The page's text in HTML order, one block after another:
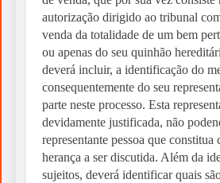
autorização dirigido ao tribunal
venda da totalidade de um bem
ou apenas do seu quinhão
deverá incluir, a identificação do
consequentemente do seu
parte neste processo. Esta
devidamente justificada, não
representante pessoa que constitua
herança a ser discutida. Além da
sujeitos, deverá identificar quais